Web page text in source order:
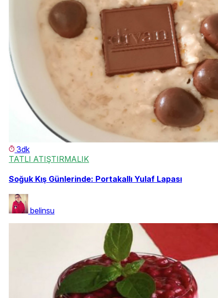
3dk
TATLI ATIŞTIRMALIK
Soğuk Kış Günlerinde: Portakallı Yulaf Lapası
belinsu